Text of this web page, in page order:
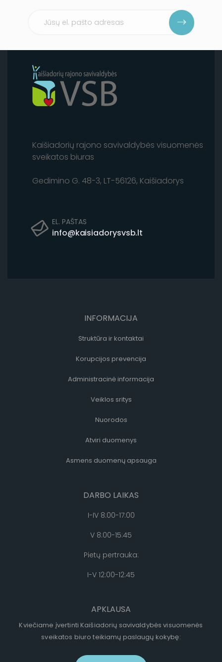
Kaišiadorių rajono savivaldybės visuomenės
sveikatos biuras
Gedimino G. 48-3, LT-56126, Kaišiadorys
EL. PAŠTAS
info@kaisiadorysvsb.lt
INFORMACIJA
Struktūra ir kontaktai
Korupcijos prevencija
Administracinė informacija
Veiklos sritys
Nuorodos
Atviri duomenys
Asmens duomenų apsauga
DARBO LAIKAS
I-IV 8:00-17:00
V 8:00-15:45
Pietų pertrauka:
I-V 12:00-12:45
APKLAUSA
Kviečiame įvertinti Kaišiadorių savivaldybės visuomenės
sveikatos biuro teikiamų paslaugų kokybę: